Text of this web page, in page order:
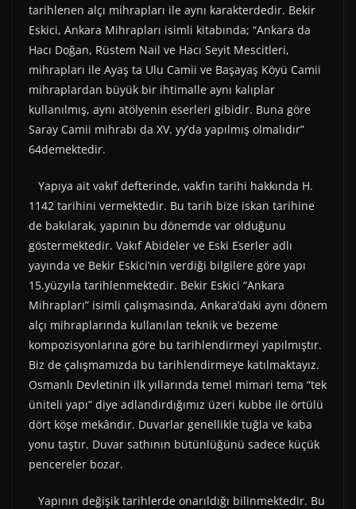
tarihlenen alçı mihrapları ile aynı karakterdedir. Bekir
Eskici, Ankara Mihrapları isimli kitabında; “Ankara da
Hacı Doğan, Rüstem Nail ve Hacı Seyit Mescitleri,
mihrapları ile Ayaş ta Ulu Camii ve Başayaş Köyü Camii
mihraplardan büyük bir ihtimalle aynı kalıplar
kullanılmış, aynı atölyenin eserleri gibidir. Buna göre
Saray Camii mihrabı da XV. yy’da yapılmış olmalıdır”
64demektedir.
Yapıya ait vakıf defterinde, vakfın tarihi hakkında H.
1142 tarihini vermektedir. Bu tarih bize iskan tarihine
de bakılarak, yapının bu dönemde var olduğunu
göstermektedir. Vakıf Abideler ve Eski Eserler adlı
yayında ve Bekir Eskici’nin verdiği bilgilere göre yapı
15.yüzyıla tarihlenmektedir. Bekir Eskici “Ankara
Mihrapları” isimli çalışmasında, Ankara’daki aynı dönem
alçı mihraplarında kullanılan teknik ve bezeme
kompozisyonlarına göre bu tarihlendirmeyi yapılmıştır.
Biz de çalışmamızda bu tarihlendirmeye katılmaktayız.
Osmanlı Devletinin ilk yıllarında temel mimari tema “tek
üniteli yapı” diye adlandırdığımız üzeri kubbe ile örtülü
dört köşe mekândır. Duvarlar genellikle tuğla ve kaba
yonu taştır. Duvar sathının bütünlüğünü sadece küçük
pencereler bozar.
Yapının değişik tarihlerde onarıldığı bilinmektedir. Bu